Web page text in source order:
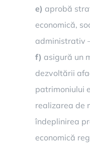
e) aprobă
economică,
administrativ
f) asigură un
dezvoltării
patrimoniului
realizarea de
îndeplinirea
economică